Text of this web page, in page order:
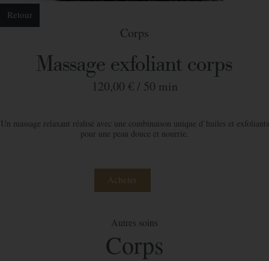
Retour
Corps
Massage exfoliant corps
120,00 € / 50 min
Un massage relaxant réalisé avec une combinaison unique d’huiles et exfoliants
pour une peau douce et nourrie.
Acheter
Commander votre bon cadeau
Autres soins
Corps